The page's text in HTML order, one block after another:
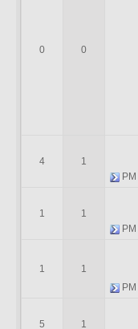
0
0
1
4
1
1
1
1
1
5